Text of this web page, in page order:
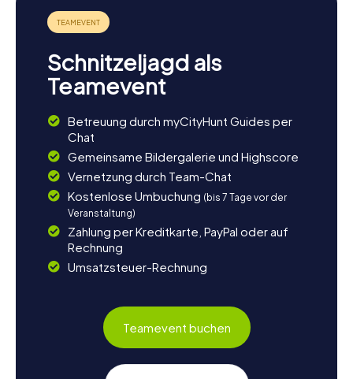
Schnitzeljagd als
Teamevent
Betreuung durch myCityHunt Guides per
Chat
Gemeinsame Bildergalerie und Highscore
Vernetzung durch Team-Chat
Kostenlose Umbuchung (bis 7 Tage vor der
Veranstaltung)
Zahlung per Kreditkarte, PayPal oder auf
Rechnung
Umsatzsteuer-Rechnung
Teamevent buchen